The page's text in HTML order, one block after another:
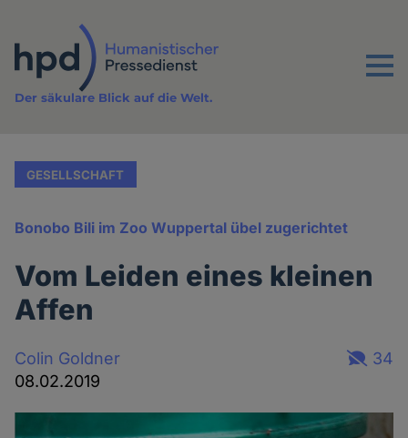
Inhalt
Menu
Der säkulare Blick auf die Welt.
GESELLSCHAFT
Bonobo Bili im Zoo Wuppertal übel zugerichtet
Vom Leiden eines kleinen
Affen
Colin Goldner
08.02.2019
34